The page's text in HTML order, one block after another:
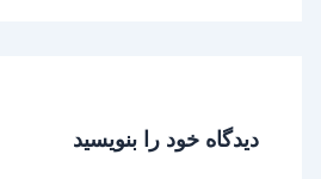
دیدگاه‌ خود را بنویسید